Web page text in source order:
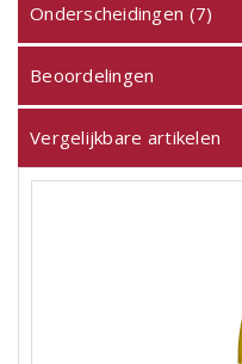
Onderscheidingen (7)
Beoordelingen
Vergelijkbare artikelen